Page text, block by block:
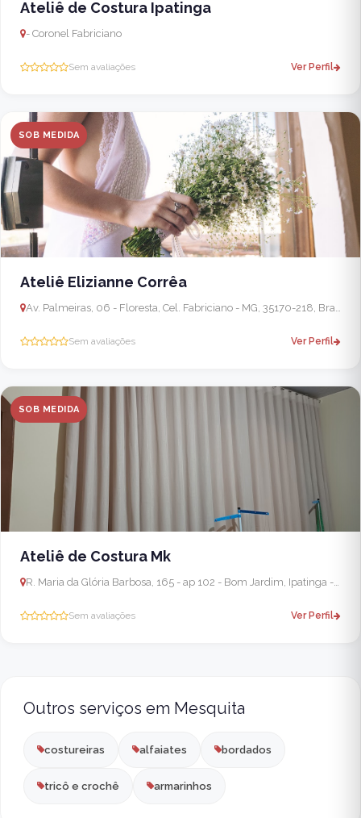
Ateliê de Costura Ipatinga
- Coronel Fabriciano
Sem avaliações Ver Perfil
SOB MEDIDA
Ateliê Elizianne Corrêa
Av. Palmeiras, 06 - Floresta, Cel. Fabriciano - MG, 35170-218, Brasil - Timóteo
Sem avaliações Ver Perfil
SOB MEDIDA
Ateliê de Costura Mk
R. Maria da Glória Barbosa, 165 - ap 102 - Bom Jardim, Ipatinga - MG, 35162-281, Brasil
Sem avaliações Ver Perfil
Outros serviços em Mesquita
costureiras alfaiates bordados
tricô e crochê armarinhos